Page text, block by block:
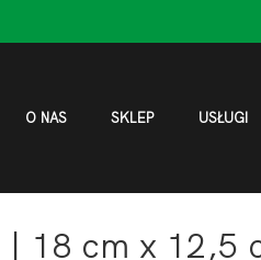
O NAS SKLEP USŁUGI
| 18 cm x 12,5